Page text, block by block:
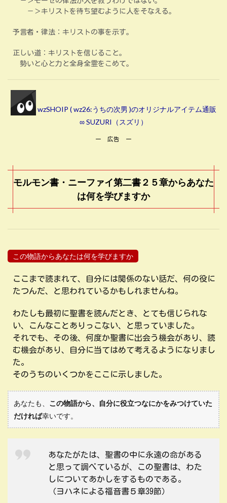
－＞キリストを待ち望むように人をそなえる。
予言者・律法：キリストの事を示す。
正しい道：キリストを信じること。
勢いと心と力と全身全霊をこめて。
wzSHOIP ( wz26:うちの次男 )のオリジナルアイテム通販
∞ SUZURI（スズリ）
ー 広告 ー
モルモン書・ニーファイ第二書２５章からあなた
は何を学びますか
この物語からあなたは何を学びますか
ここまで読まれて、自分には関係のない話だ、何の役に
たつんだ、と思われているかもしれませんね。
わたしも最初に聖書を読んだとき、とても信じられな
い、こんなことありっこない、と思っていました。
それでも、その後、何度か聖書に出会う機会があり、読
む機会があり、自分に当てはめて考えるようになりまし
た。
そのうちのいくつかをここに示しました。
あなたも、 この物語から、自分に役立つなにかをみつけていた
だければ幸いです。
あなたがたは、聖書の中に永遠の命がある
と思って調べているが、この聖書は、わた
しについてあかしをするものである。
（ヨハネによる福音書５章39節）